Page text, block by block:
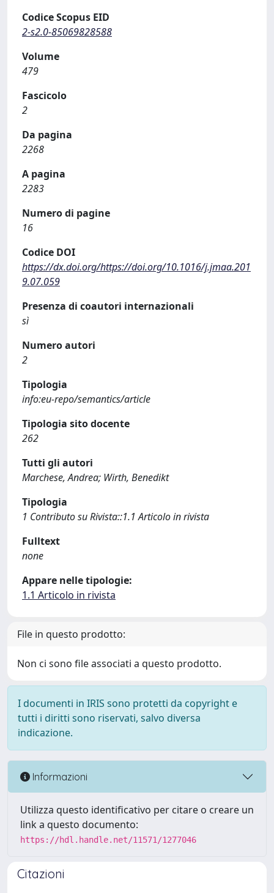
Codice Scopus EID
2-s2.0-85069828588
Volume
479
Fascicolo
2
Da pagina
2268
A pagina
2283
Numero di pagine
16
Codice DOI
https://dx.doi.org/https://doi.org/10.1016/j.jmaa.201
9.07.059
Presenza di coautori internazionali
sì
Numero autori
2
Tipologia
info:eu-repo/semantics/article
Tipologia sito docente
262
Tutti gli autori
Marchese, Andrea; Wirth, Benedikt
Tipologia
1 Contributo su Rivista::1.1 Articolo in rivista
Fulltext
none
Appare nelle tipologie:
1.1 Articolo in rivista
File in questo prodotto:
Non ci sono file associati a questo prodotto.
I documenti in IRIS sono protetti da copyright e
tutti i diritti sono riservati, salvo diversa
indicazione.
Informazioni
Utilizza questo identificativo per citare o creare un
link a questo documento:
https://hdl.handle.net/11571/1277046
Citazioni